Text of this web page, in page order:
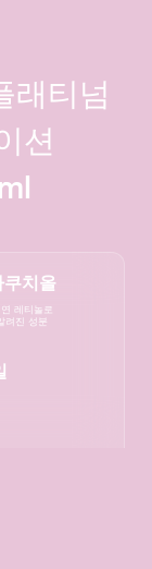
래티넘
션
쿠치올
연 레티놀로
려진 성분